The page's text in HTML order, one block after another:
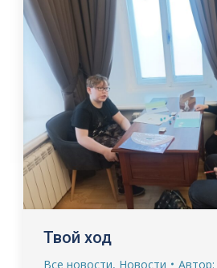
Твой ход
Все новости, Новости Автор: